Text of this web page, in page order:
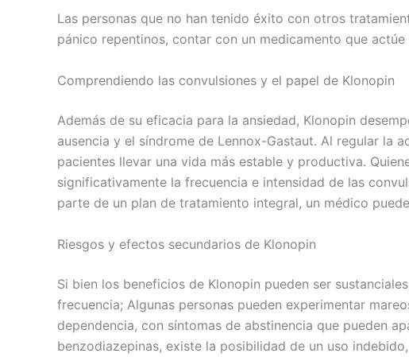
Las personas que no han tenido éxito con otros
pánico repentinos, contar con un medicamento que
Comprendiendo las convulsiones y el papel de Klonopin
Además de su eficacia para la ansiedad, Klonopin
ausencia y el síndrome de Lennox-Gastaut. Al regular la
pacientes llevar una vida más estable y productiva.
significativamente la frecuencia e intensidad de las
parte de un plan de tratamiento integral, un médico
Riesgos y efectos secundarios de Klonopin
Si bien los beneficios de Klonopin pueden ser
frecuencia; Algunas personas pueden experimentar
dependencia, con síntomas de abstinencia que pueden
benzodiazepinas, existe la posibilidad de un uso